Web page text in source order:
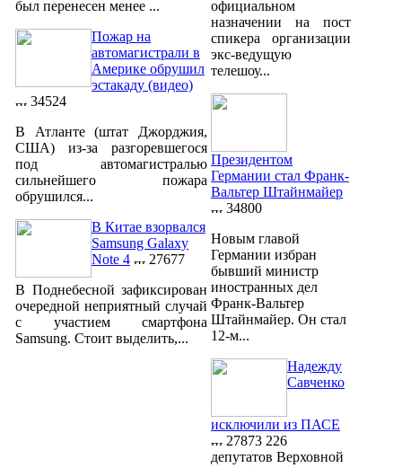
был перенесен менее ...
Пожар на
автомагистрали в
Америке обрушил
эстакаду (видео)
34524
В Атланте (штат Джорджия,
США) из-за разгоревшегося
под автомагистралью
сильнейшего пожара
обрушился...
В Китае взорвался
Samsung Galaxy
Note 4
27677
В Поднебесной зафиксирован
очередной неприятный случай
с участием смартфона
Samsung. Стоит выделить,...
официальном
назначении на пост
спикера организации
экс-ведущую
телешоу...
Президентом
Германии стал Франк-
Вальтер Штайнмайер
34800
Новым главой
Германии избран
бывший министр
иностранных дел
Франк-Вальтер
Штайнмайер. Он стал
12-м...
Надежду
Савченко
исключили из ПАСЕ
27873 226
депутатов Верховной